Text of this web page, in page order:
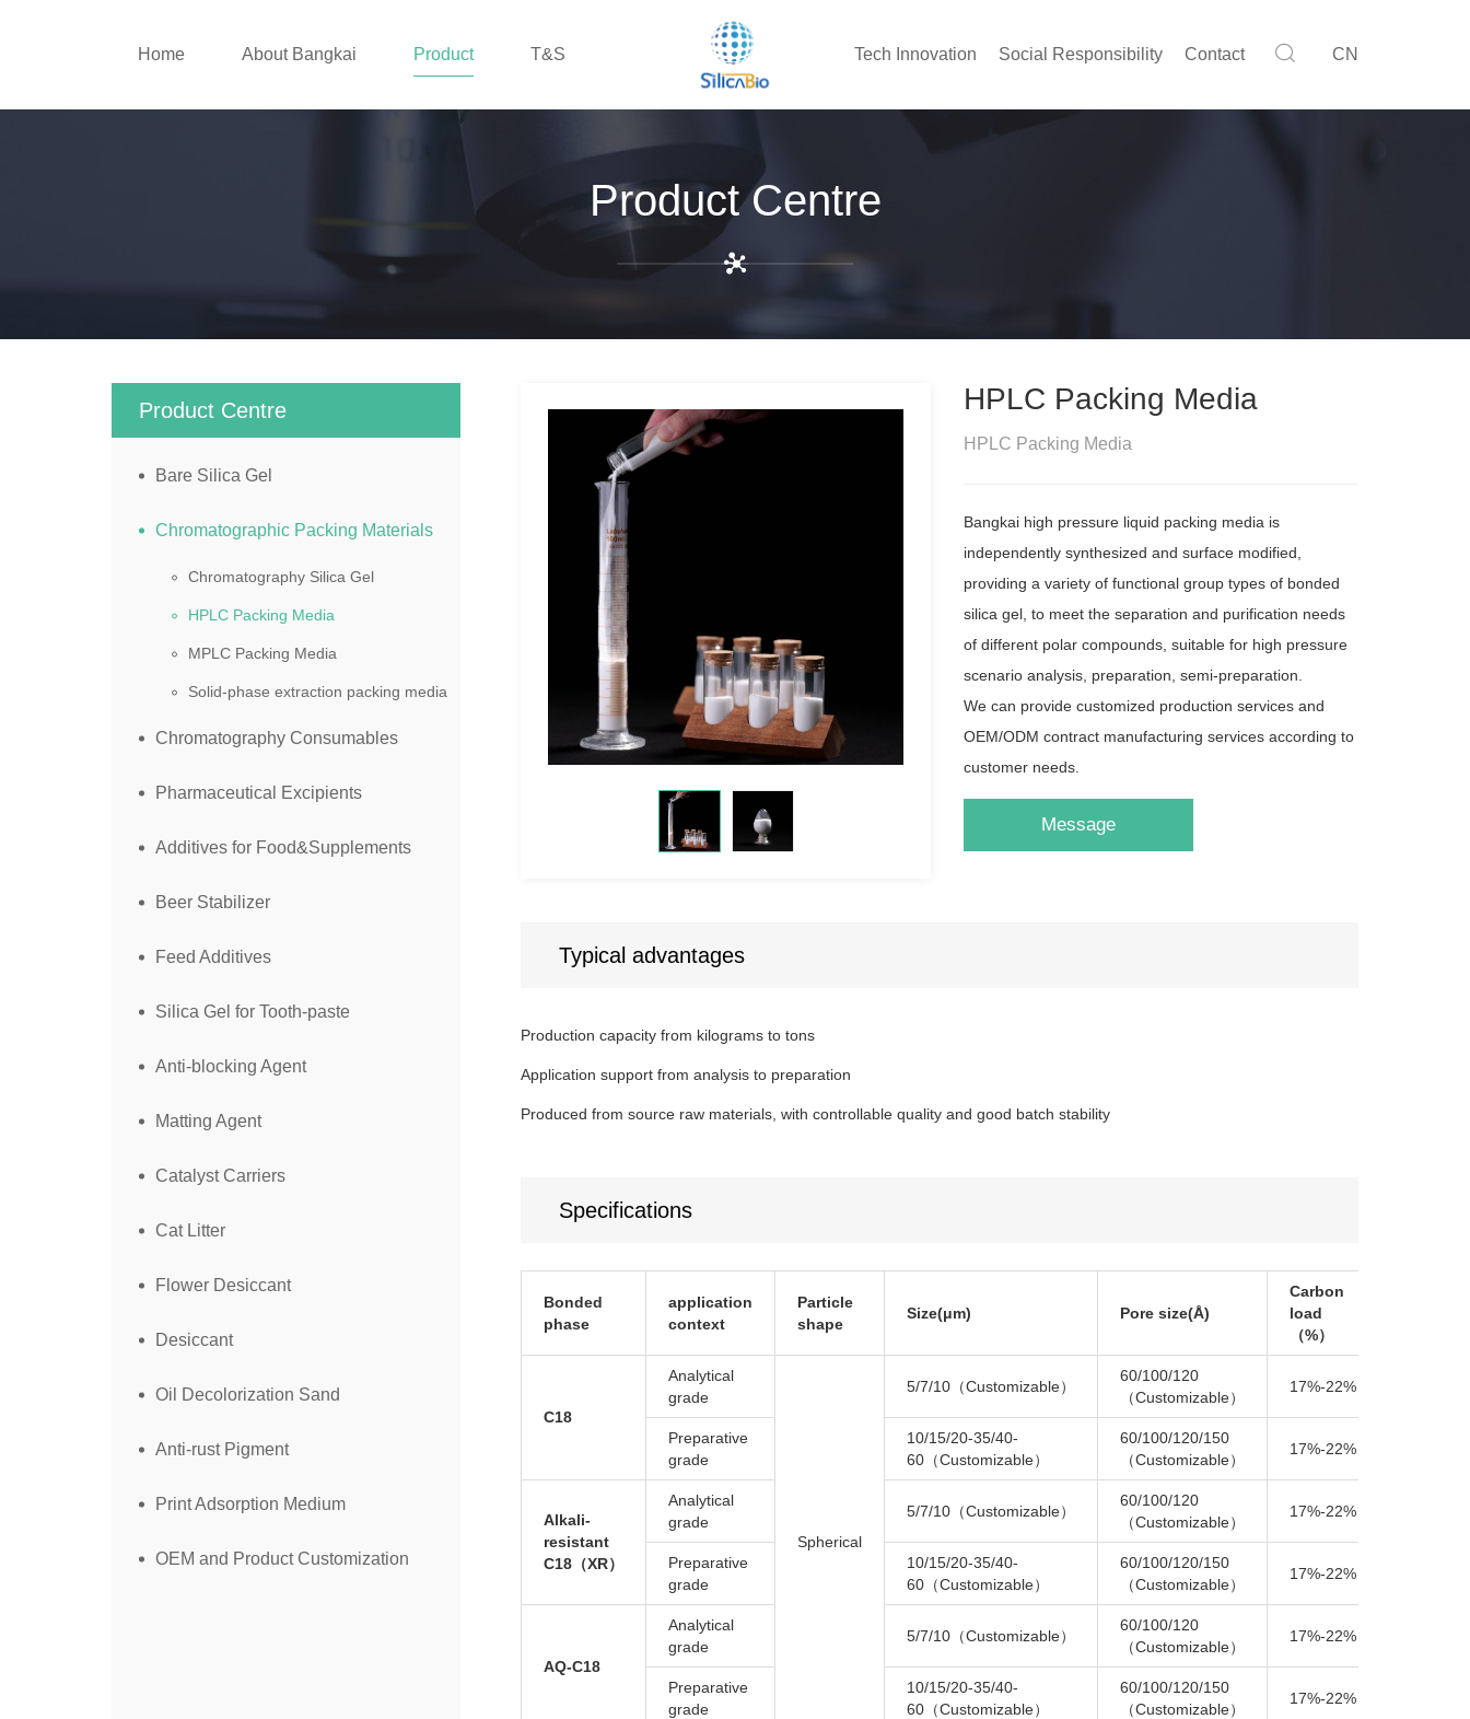
Home About Bangkai Product T&S Tech Innovation Social Responsibility Contact CN
Product Centre
Product Centre
Bare Silica Gel
Chromatographic Packing Materials
Chromatography Silica Gel
HPLC Packing Media
MPLC Packing Media
Solid-phase extraction packing media
Chromatography Consumables
Pharmaceutical Excipients
Additives for Food&Supplements
Beer Stabilizer
Feed Additives
Silica Gel for Tooth-paste
Anti-blocking Agent
Matting Agent
Catalyst Carriers
Cat Litter
Flower Desiccant
Desiccant
Oil Decolorization Sand
Anti-rust Pigment
Print Adsorption Medium
OEM and Product Customization
HPLC Packing Media
HPLC Packing Media
Bangkai high pressure liquid packing media is
independently synthesized and surface modified,
providing a variety of functional group types of bonded
silica gel, to meet the separation and purification needs
of different polar compounds, suitable for high pressure
scenario analysis, preparation, semi-preparation.
We can provide customized production services and
OEM/ODM contract manufacturing services according to
customer needs.
Message
Typical advantages
Production capacity from kilograms to tons
Application support from analysis to preparation
Produced from source raw materials, with controllable quality and good batch stability
Specifications
Bonded
phase
application
context
Particle
shape
Size(μm) Pore size(Å)
Carbon
load
（%）
C18
Analytical
grade
Spherical
5/7/10（Customizable）
60/100/120
（Customizable）
17%-22%
Preparative
grade
10/15/20-35/40-
60（Customizable）
60/100/120/150
（Customizable）
17%-22%
Alkali-
resistant
C18（XR）
Analytical
grade
5/7/10（Customizable）
60/100/120
（Customizable）
17%-22%
Preparative
grade
10/15/20-35/40-
60（Customizable）
60/100/120/150
（Customizable）
17%-22%
AQ-C18
Analytical
grade
5/7/10（Customizable）
60/100/120
（Customizable）
17%-22%
Preparative
grade
10/15/20-35/40-
60（Customizable）
60/100/120/150
（Customizable）
17%-22%